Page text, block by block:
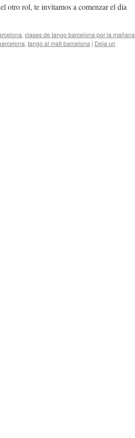
otro rol, te invitamos a comenzar el día
, clases de tango barcelona por la mañana
, tango al mati barcelona | Deja un